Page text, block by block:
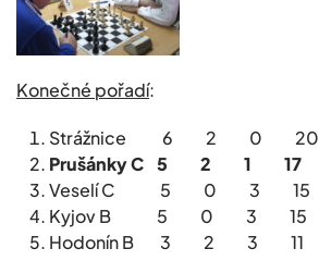
Konečné pořadí:
Strážnice 6 2 0 20
Prušánky C 5 2 1 17
Veselí C 5 0 3 15
Kyjov B 5 0 3 15
Hodonín B 3 2 3 11